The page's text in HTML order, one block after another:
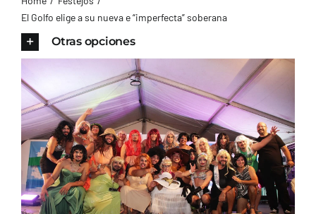
AYUNTAMIENTO
TURISMO
CONTACTO
El Golfo elige a su nueva e “imperfecta” soberana
Otras opciones